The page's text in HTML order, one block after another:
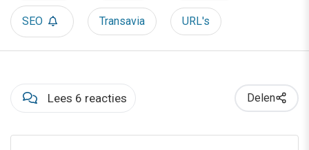
SEO Transavia URL's
Lees 6 reacties Delen